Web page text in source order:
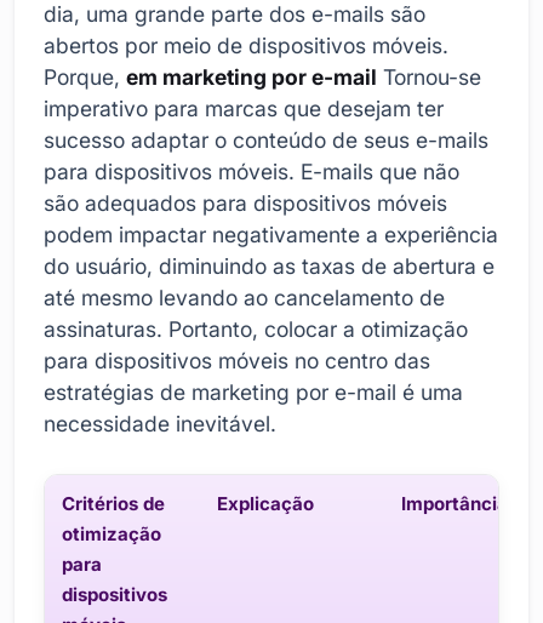
dia, uma grande parte dos e-mails são
abertos por meio de dispositivos móveis.
Porque, em marketing por e-mail Tornou-se
imperativo para marcas que desejam ter
sucesso adaptar o conteúdo de seus e-mails
para dispositivos móveis. E-mails que não
são adequados para dispositivos móveis
podem impactar negativamente a experiência
do usuário, diminuindo as taxas de abertura e
até mesmo levando ao cancelamento de
assinaturas. Portanto, colocar a otimização
para dispositivos móveis no centro das
estratégias de marketing por e-mail é uma
necessidade inevitável.
Critérios de
otimização
para
dispositivos
Explicação Importância